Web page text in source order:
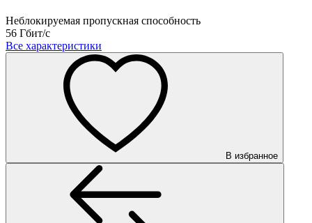
Неблокируемая пропускная способность
56 Гбит/с
Все характеристики
В избранное